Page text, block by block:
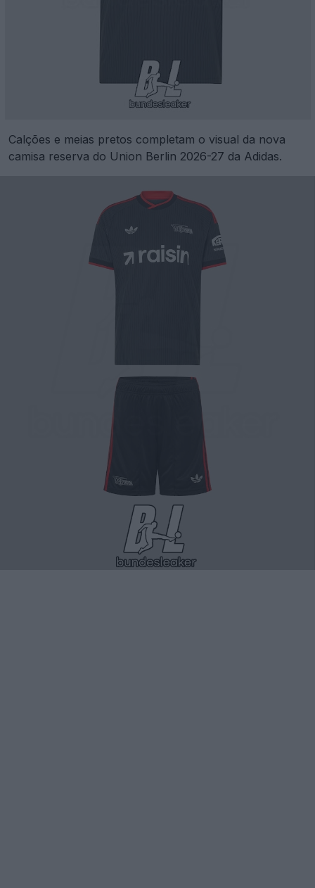
Calções e meias pretos completam o visual da nova
camisa reserva do Union Berlin 2026-27 da Adidas.